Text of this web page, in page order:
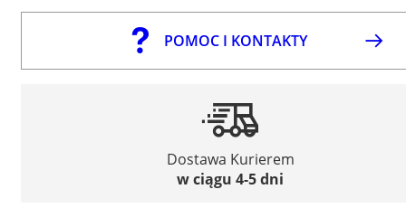
POMOC I KONTAKTY
Dostawa Kurierem
w ciągu 4-5 dni